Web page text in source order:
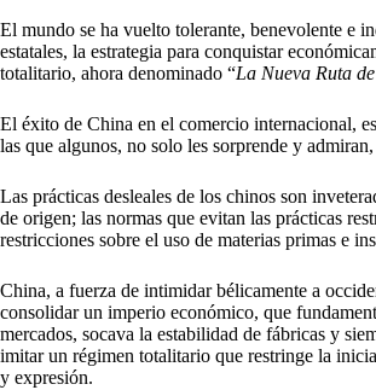
El mundo se ha vuelto tolerante, benevolente e
estatales, la estrategia para conquistar
totalitario, ahora denominado “La Nueva Ruta
El éxito de China en el comercio internacional,
las que algunos, no solo les sorprende y
Las prácticas desleales de los chinos son
de origen; las normas que evitan las prácticas
restricciones sobre el uso de materias primas e
China, a fuerza de intimidar bélicamente a
consolidar un imperio económico, que
mercados, socava la estabilidad de fábricas y
imitar un régimen totalitario que restringe la
y expresión.